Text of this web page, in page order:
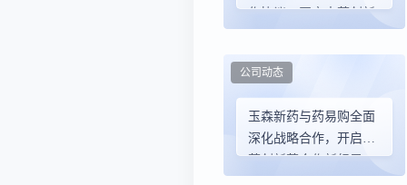
作协议，开启中药创新
玉森新药与药易购全面
深化战略合作，开启中
药创新药合作新纪元
公司动态